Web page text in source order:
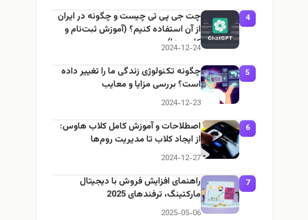
4
چت جی پی تی چیست و چگونه در ایران
از آن استفاده کنیم؟ (آموزش ثبت‌نام و
کاربردها)
2024-12-24
5
چگونه تکنولوژی زندگی ما را تغییر داده
است؟ بررسی مزایا و معایب
2024-12-23
6
اصطلاحات و آموزش کامل کلاب هاوس:
از ایجاد کلاب تا مدیریت روم‌ها
2024-12-27
7
راهنمای افزایش فروش با دیجیتال
مارکتینگ، ترفندهای 2025
2025-05-06